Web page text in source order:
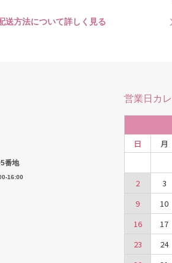
送方法について詳しく見る
番地
16:00
営業日カ
日 月
2
3
9
10
16
17
23
24